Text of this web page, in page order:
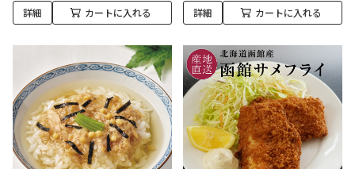
詳細 カートに入れる 詳細 カートに入れる